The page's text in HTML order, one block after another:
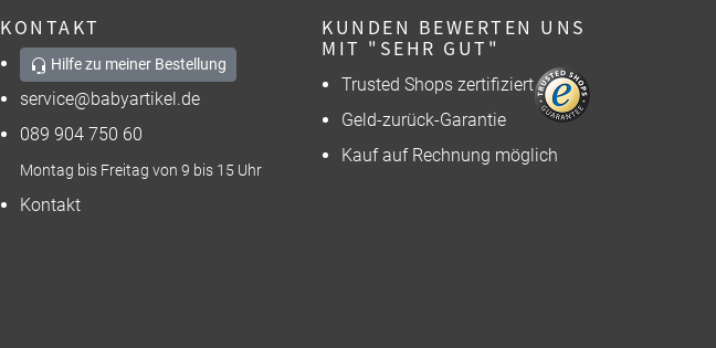
KONTAKT
Hilfe zu meiner Bestellung
service@babyartikel.de
089 904 750 60
Montag bis Freitag von 9 bis 15 Uhr
Kontakt
KUNDEN BEWERTEN UNS
MIT "SEHR GUT"
Trusted Shops zertifiziert
Geld-zurück-Garantie
Kauf auf Rechnung möglich